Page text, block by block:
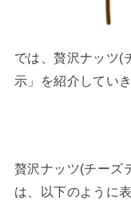
では、贅沢ナッツ(
示」を紹介していき
贅沢ナッツ(チーズ
は、以下のように